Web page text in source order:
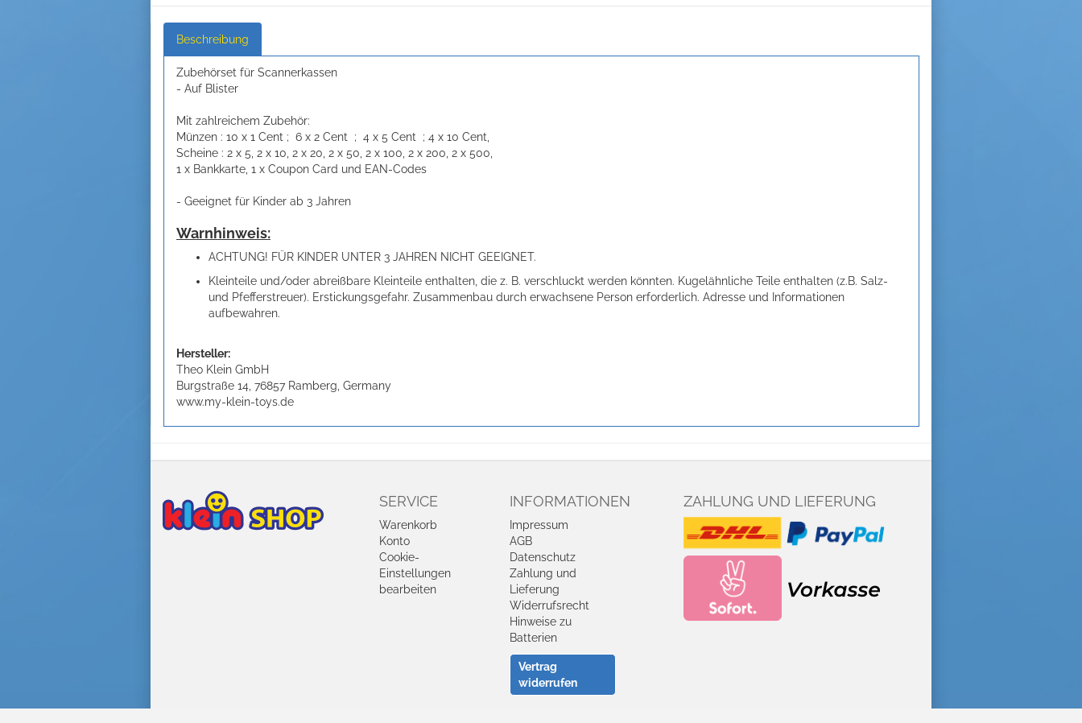
Beschreibung
Zubehörset für Scannerkassen
- Auf Blister
Mit zahlreichem Zubehör:
Münzen : 10 x 1 Cent ; 6 x 2 Cent ; 4 x 5 Cent ; 4 x 10 Cent,
Scheine : 2 x 5, 2 x 10, 2 x 20, 2 x 50, 2 x 100, 2 x 200, 2 x 500,
1 x Bankkarte, 1 x Coupon Card und EAN-Codes
- Geeignet für Kinder ab 3 Jahren
Warnhinweis:
ACHTUNG! FÜR KINDER UNTER 3 JAHREN NICHT GEEIGNET.
Kleinteile und/oder abreißbare Kleinteile enthalten, die z. B. verschluckt werden könnten. Kugelähnliche Teile enthalten (z.B. Salz-
und Pfefferstreuer). Erstickungsgefahr. Zusammenbau durch erwachsene Person erforderlich. Adresse und Informationen
aufbewahren.
Hersteller:
Theo Klein GmbH
Burgstraße 14, 76857 Ramberg, Germany
www.my-klein-toys.de
SERVICE
Warenkorb
Konto
Cookie-
Einstellungen
bearbeiten
INFORMATIONEN
Impressum
AGB
Datenschutz
Zahlung und
Lieferung
Widerrufsrecht
Hinweise zu
Batterien
Vertrag
widerrufen
ZAHLUNG UND LIEFERUNG